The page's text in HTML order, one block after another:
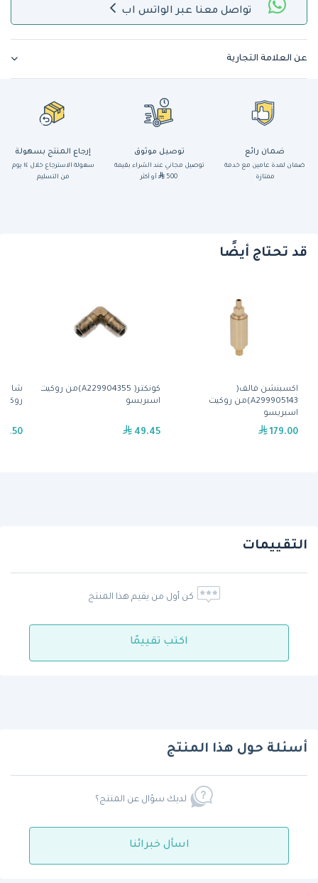
تواصل معنا عبر الواتس اب
عن العلامة التجارية
ضمان رائع
ضمان لمدة عامين مع خدمة
ممتازة
توصيل موثوق
توصيل مجاني عند الشراء بقيمة
500
أو أكثر
إرجاع المنتج بسهولة
سهولة الاسترجاع خلال ١٤ يوم
من التسليم
قد تحتاج أيضًا
اكسبنشن فالف(
A299905143)من روكيت
اسبريسو
179.00
كونكتر( A229904355)من روكيت
اسبريسو
49.45
11.50
التقييمات
كن أول من يقيم هذا المنتج
اكتب تقييمًا
أسئلة حول هذا المنتج
لديك سؤال عن المنتج؟
اسأل خبرائنا